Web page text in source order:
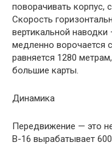
поворачивать корпус,
Скорость
вертикальной
медленно ворочается
равняется 1280
большие карты.
Динамика
Передвижение — это
В-16 вырабатывает